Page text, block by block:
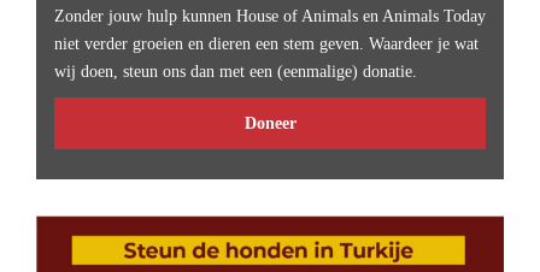
Zonder jouw hulp kunnen House of Animals en Animals Today
niet verder groeien en dieren een stem geven. Waardeer je wat
wij doen, steun ons dan met een (eenmalige) donatie.
Doneer